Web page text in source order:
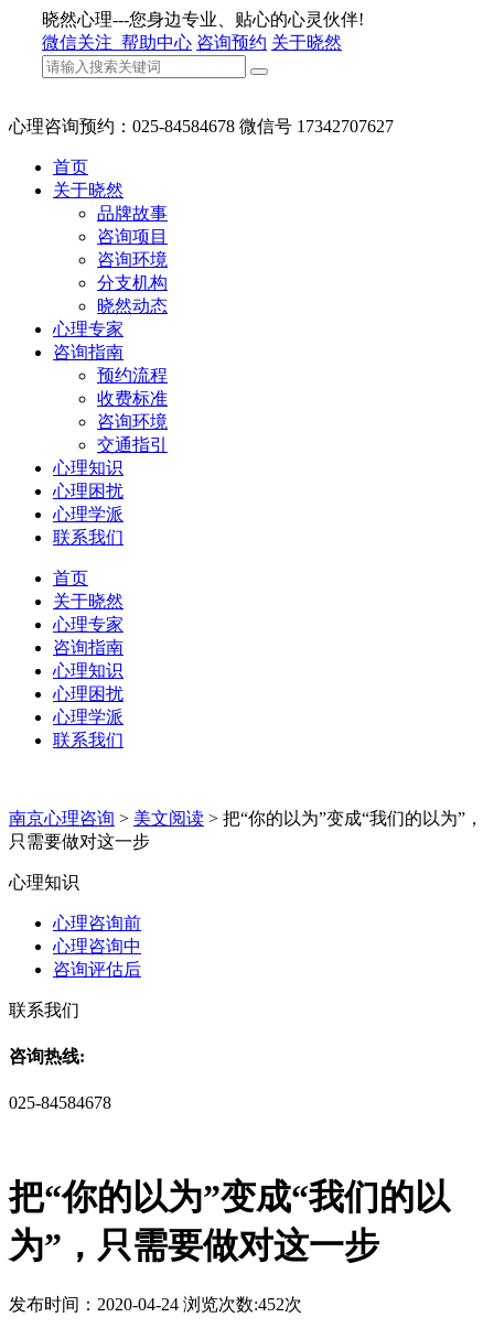
晓然心理---您身边专业、贴心的心灵伙伴!
微信关注 帮助中心 咨询预约 关于晓然
心理咨询预约：025-84584678 微信号 17342707627
首页
关于晓然
品牌故事
咨询项目
咨询环境
分支机构
晓然动态
心理专家
咨询指南
预约流程
收费标准
咨询环境
交通指引
心理知识
心理困扰
心理学派
联系我们
首页
关于晓然
心理专家
咨询指南
心理知识
心理困扰
心理学派
联系我们
南京心理咨询 > 美文阅读 > 把“你的以为”变成“我们的以为”，
只需要做对这一步
心理知识
心理咨询前
心理咨询中
咨询评估后
联系我们
咨询热线:
025-84584678
把“你的以为”变成“我们的以
为”，只需要做对这一步
发布时间：2020-04-24 浏览次数:452次